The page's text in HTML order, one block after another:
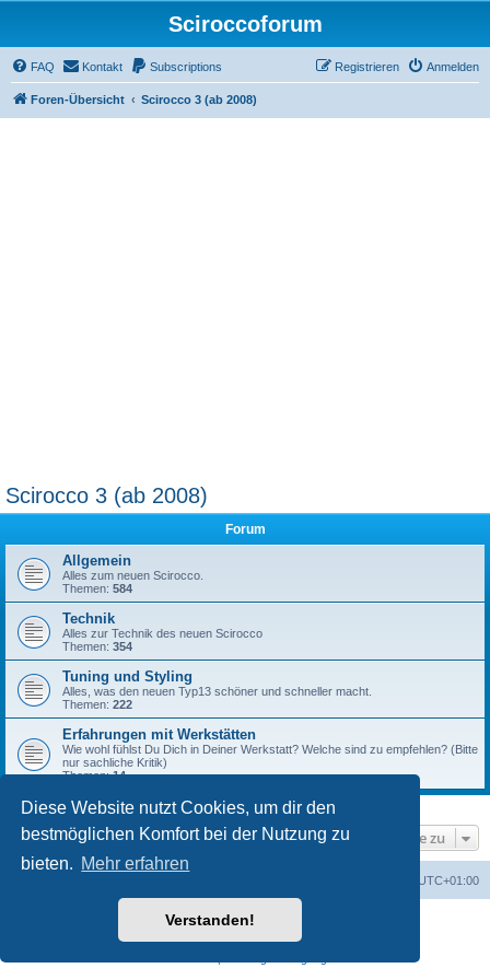
Diese Website nutzt Cookies, um dir den
bestmöglichen Komfort bei der Nutzung zu
bieten. Mehr erfahren
Verstanden!
Sciroccoforum
FAQ Kontakt Subscriptions Anmelden
Registrieren
Foren-Übersicht Scirocco 3 (ab 2008)
Scirocco 3 (ab 2008)
Forum
Allgemein
Alles zum neuen Scirocco.
Themen: 584
Technik
Alles zur Technik des neuen Scirocco
Themen: 354
Tuning und Styling
Alles, was den neuen Typ13 schöner und schneller macht.
Themen: 222
Erfahrungen mit Werkstätten
Wie wohl fühlst Du Dich in Deiner Werkstatt? Welche sind zu empfehlen? (Bitte
nur sachliche Kritik)
Themen:14
Gehe zu
UTC+01:00
Powered byphpBB® Forum Software © phpBB Limited
phpBB.de